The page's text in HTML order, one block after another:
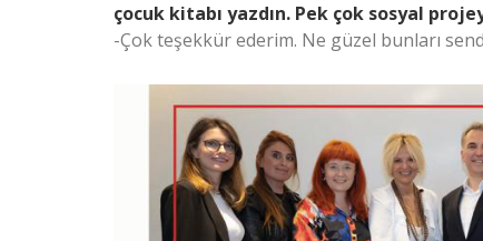
çocuk kitabı yazdın. Pek çok sosyal
-Çok teşekkür ederim. Ne güzel bunları